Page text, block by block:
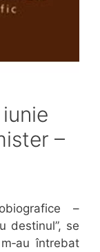
–
–
destinul”, se
întrebat